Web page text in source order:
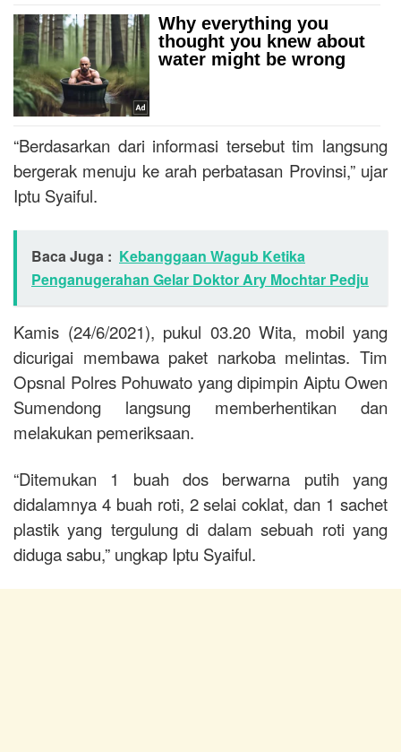
“Berdasarkan dari informasi tersebut tim langsung
bergerak menuju ke arah perbatasan Provinsi,” ujar
Iptu Syaiful.
Baca Juga : Kebanggaan Wagub Ketika
Penganugerahan Gelar Doktor Ary Mochtar Pedju
Kamis (24/6/2021), pukul 03.20 Wita, mobil yang
dicurigai membawa paket narkoba melintas. Tim
Opsnal Polres Pohuwato yang dipimpin Aiptu Owen
Sumendong langsung memberhentikan dan
melakukan pemeriksaan.
“Ditemukan 1 buah dos berwarna putih yang
didalamnya 4 buah roti, 2 selai coklat, dan 1 sachet
plastik yang tergulung di dalam sebuah roti yang
diduga sabu,” ungkap Iptu Syaiful.